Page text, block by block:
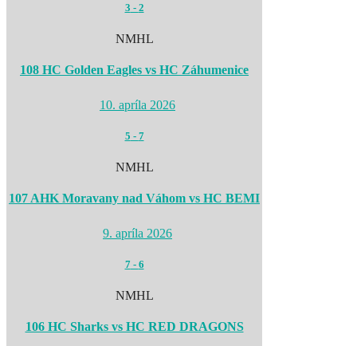
3 - 2
NMHL
108 HC Golden Eagles vs HC Záhumenice
10. apríla 2026
5 - 7
NMHL
107 AHK Moravany nad Váhom vs HC BEMI
9. apríla 2026
7- 6
NMHL
106 HC Sharks vs HC RED DRAGONS